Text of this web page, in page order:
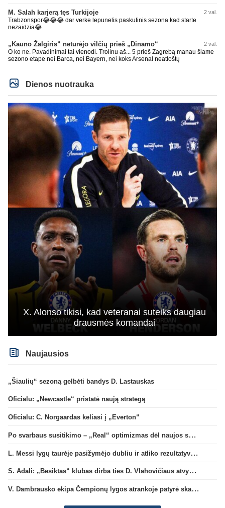
M. Salah karjerą tęs Turkijoje 2 val.
Trabzonspor😂😂😂 dar verke lepunelis paskutinis sezona kad starte
nezaidzia😂
„Kauno Žalgiris“ neturėjo vilčių prieš „Dinamo“ 2 val.
O ko ne. Pavadinimai tai vienodi. Trolinu aš... 5 prieš Zagrebą manau šiame
sezono etape nei Barca, nei Bayern, nei koks Arsenal neatloštų
Dienos nuotrauka
X. Alonso tikisi, kad veteranai suteiks daugiau
drausmės komandai
Naujausios
„Šiaulių“ sezoną gelbėti bandys D. Lastauskas
Oficialu: „Newcastle“ pristatė naują strategą
Oficialu: C. Norgaardas keliasi į „Everton“
Po svarbaus susitikimo – „Real“ optimizmas dėl naujos sutarties su Viniciumi
L. Messi lygų taurėje pasižymėjo dubliu ir atliko rezultatyvų perdavimą
S. Adali: „Besiktas“ klubas dirba ties D. Vlahovičiaus atvykimu“
V. Dambrausko ekipa Čempionų lygos atrankoje patyrė skaudžią nesėkmę